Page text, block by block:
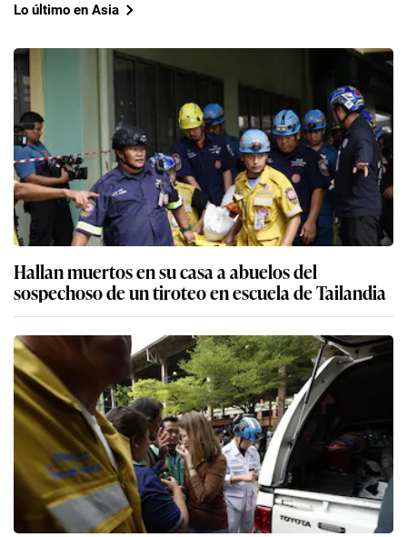
Lo último en Asia
Hallan muertos en su casa a abuelos del
sospechoso de un tiroteo en escuela de Tailandia